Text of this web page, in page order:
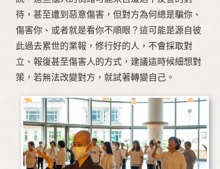
待，甚至遭到惡意傷害，但對方為何總是騙你、
傷害你、或者就是看你不順眼？這可能是源自彼
此過去累世的業報，修行好的人，不會採取對
立、報復甚至傷害人的方式，建議這時候細想對
策，若無法改變對方，就試著轉變自己。